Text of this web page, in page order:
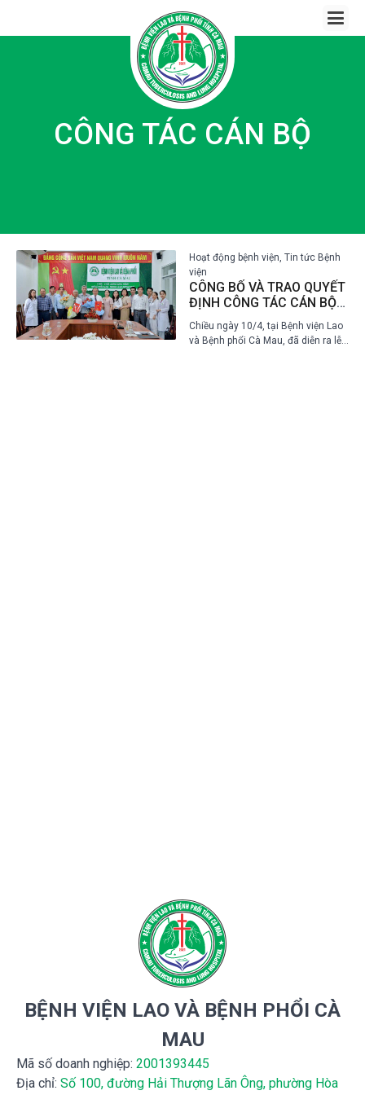
CÔNG TÁC CÁN BỘ
Hoạt động bệnh viện, Tin tức Bệnh
viện
CÔNG BỐ VÀ TRAO QUYẾT
ĐỊNH CÔNG TÁC CÁN BỘ
TẠI BỆNH VIỆN LAO VÀ
BỆNH PHỔI CÀ MAU
Chiều ngày 10/4, tại Bệnh viện Lao
và Bệnh phổi Cà Mau, đã diễn ra lễ
BỆNH VIỆN LAO VÀ BỆNH PHỔI CÀ
MAU
Mã số doanh nghiệp: 2001393445
Địa chỉ: Số 100, đường Hải Thượng Lãn Ông, phường Hòa